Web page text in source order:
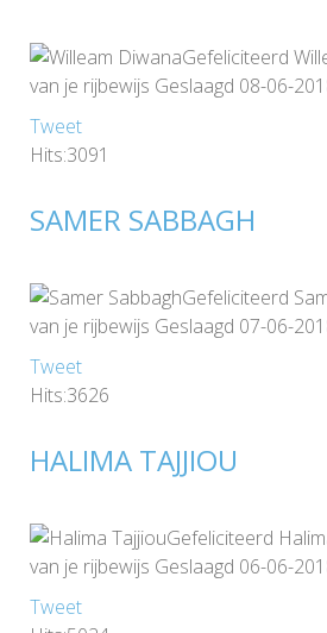
Gefeliciteerd
van je rijbewijs Geslaagd 08-06-
Tweet
Hits:3091
SAMER SABBAGH
Gefeliciteerd
van je rijbewijs Geslaagd 07-06-
Tweet
Hits:3626
HALIMA TAJJIOU
Gefeliciteerd
van je rijbewijs Geslaagd 06-06-
Tweet